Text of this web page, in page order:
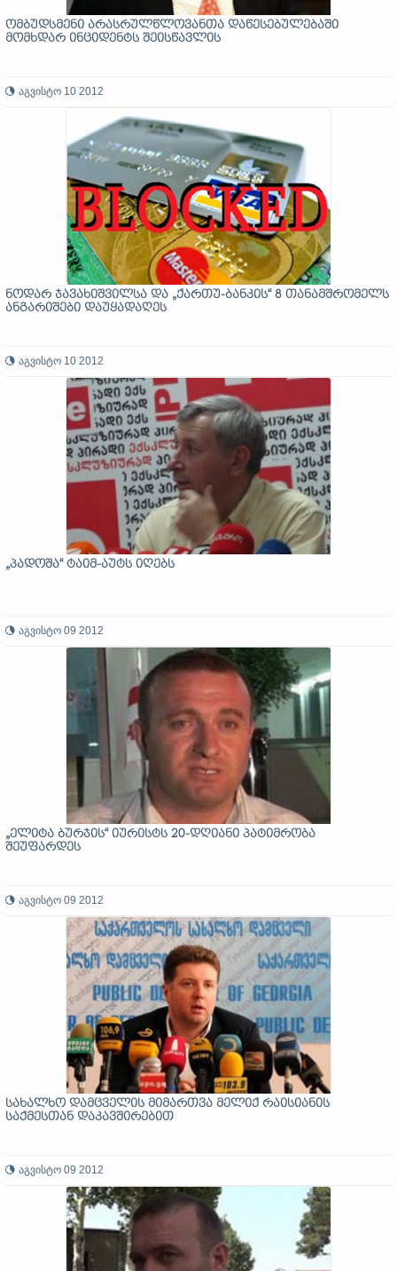
ომბუდსმენი არასრულწლოვანთა დაწესებულებაში
მომხდარ ინციდენტს შეისწავლის
აგვისტო 10 2012
ნოდარ ჯავახიშვილსა და „ქართუ-ბანკის“ 8 თანამშრომელს
ანგარიშები დაუყადაღეს
აგვისტო 10 2012
„პადოშა“ ტაიმ-აუტს იღებს
აგვისტო 09 2012
„ელიტა ბურჯის“ იურისტს 20-დღიანი პატიმრობა
შეუფარდეს
აგვისტო 09 2012
სახალხო დამცველის მიმართვა მელიქ რაისიანის
საქმესთან დაკავშირებით
აგვისტო 09 2012